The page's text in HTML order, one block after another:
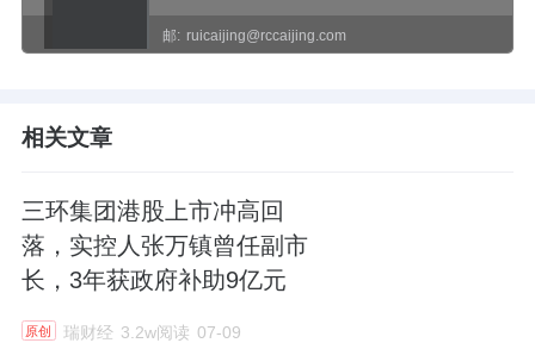
邮: ruicaijing@rccaijing.com
相关文章
三环集团港股上市冲高回
落，实控人张万镇曾任副市
长，3年获政府补助9亿元
原创 瑞财经 3.2w阅读 07-09